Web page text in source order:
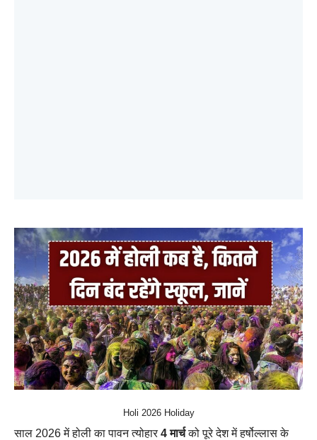
Holi 2026 Holiday
साल 2026 में होली का पावन त्योहार 4 मार्चको पूरे देश में हर्षोल्लास के